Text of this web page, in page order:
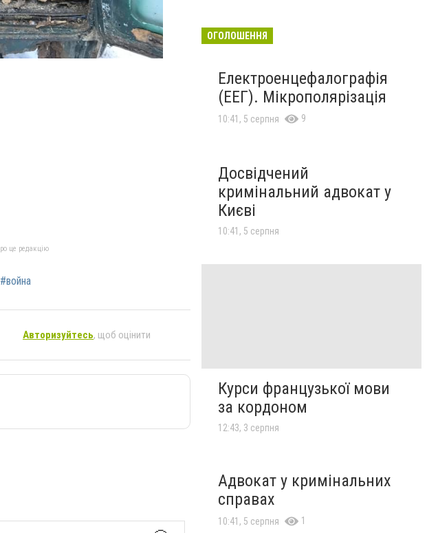
це редакцію
#война
Авторизуйтесь, щоб оцінити
ОГОЛОШЕННЯ
Електроенцефалографія
(ЕЕГ). Мікрополярізація
10:41, 5 серпня 9
Досвідчений
кримінальний адвокат у
Києві
10:41, 5 серпня
Курси французької мови
за кордоном
12:43, 3 серпня
Адвокат у кримінальних
справах
10:41, 5 серпня 1